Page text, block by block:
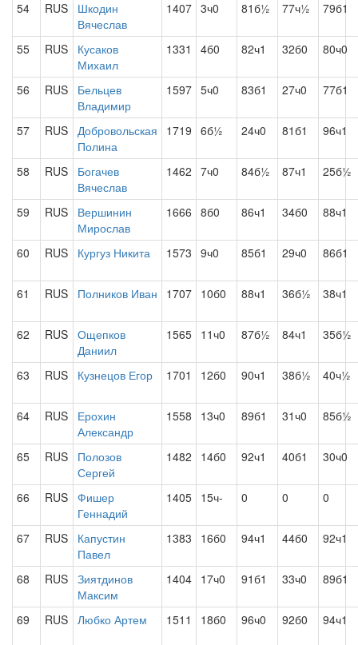
54 RUS
Шкодин
Вячеслав
1407 3ч0 81б½ 77ч½ 79б1
55 RUS
Кусаков
Михаил
1331 4б0 82ч1 32б0 80ч0
56 RUS
Бельцев
Владимир
1597 5ч0 83б1 27ч0 77б1
57 RUS Добровольская
Полина
1719 6б½ 24ч0 81б1 96ч1
58 RUS
Богачев
Вячеслав
1462 7ч0 84б½ 87ч1 25б½
59 RUS
Вершинин
Мирослав
1666 8б0 86ч1 34б0 88ч1
60 RUS Кургуз Никита 1573 9ч0 85б1 29ч0 86б1
61 RUS Полников Иван 1707 10б0 88ч1 36б½ 38ч1
62 RUS Ощепков
Даниил
1565 11ч0 87б½ 84ч1 35б½
63 RUS Кузнецов Егор 1701 12б0 90ч1 38б½ 40ч½
64 RUS
Ерохин
Александр
1558 13ч0 89б1 31ч0 85б½
65 RUS
Полозов
Сергей
1482 14б0 92ч1 40б1 30ч0
66 RUS Фишер
Геннадий
1405 15ч- 0 0 0
67 RUS
Капустин
Павел
1383 16б0 94ч1 44б0 92ч1
68 RUS Зиятдинов
Максим
1404 17ч0 91б1 33ч0 89б1
69 RUS Любко Артем 1511 18б0 96ч0 92б0 94ч1